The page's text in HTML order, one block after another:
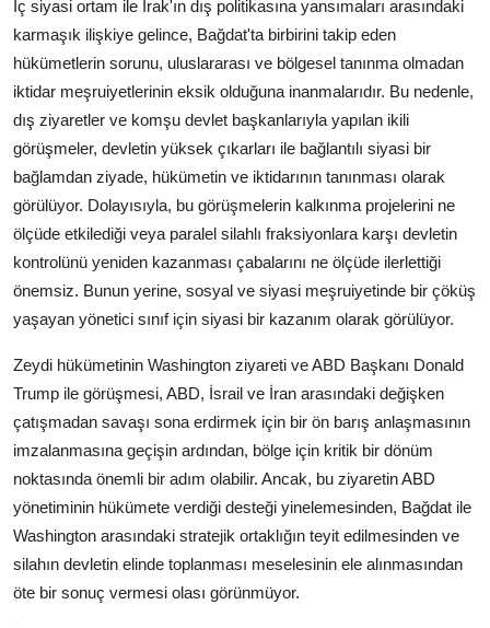
İç siyasi ortam ile Irak'ın dış politikasına yansımaları arasındaki
karmaşık ilişkiye gelince, Bağdat'ta birbirini takip eden
hükümetlerin sorunu, uluslararası ve bölgesel tanınma olmadan
iktidar meşruiyetlerinin eksik olduğuna inanmalarıdır. Bu nedenle,
dış ziyaretler ve komşu devlet başkanlarıyla yapılan ikili
görüşmeler, devletin yüksek çıkarları ile bağlantılı siyasi bir
bağlamdan ziyade, hükümetin ve iktidarının tanınması olarak
görülüyor. Dolayısıyla, bu görüşmelerin kalkınma projelerini ne
ölçüde etkilediği veya paralel silahlı fraksiyonlara karşı devletin
kontrolünü yeniden kazanması çabalarını ne ölçüde ilerlettiği
önemsiz. Bunun yerine, sosyal ve siyasi meşruiyetinde bir çöküş
yaşayan yönetici sınıf için siyasi bir kazanım olarak görülüyor.
Zeydi hükümetinin Washington ziyareti ve ABD Başkanı Donald
Trump ile görüşmesi, ABD, İsrail ve İran arasındaki değişken
çatışmadan savaşı sona erdirmek için bir ön barış anlaşmasının
imzalanmasına geçişin ardından, bölge için kritik bir dönüm
noktasında önemli bir adım olabilir. Ancak, bu ziyaretin ABD
yönetiminin hükümete verdiği desteği yinelemesinden, Bağdat ile
Washington arasındaki stratejik ortaklığın teyit edilmesinden ve
silahın devletin elinde toplanması meselesinin ele alınmasından
öte bir sonuç vermesi olası görünmüyor.